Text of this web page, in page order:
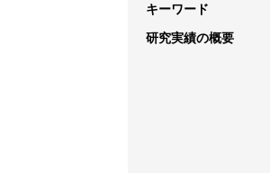
キーワード
研究実績の概要